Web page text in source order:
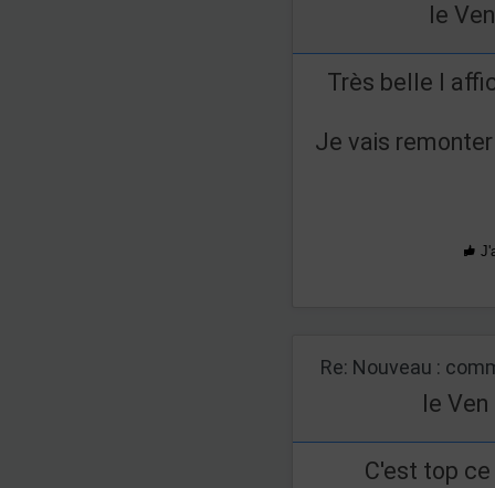
le
Très belle l
Je vais
Re: Nouveau :
le
C'est top